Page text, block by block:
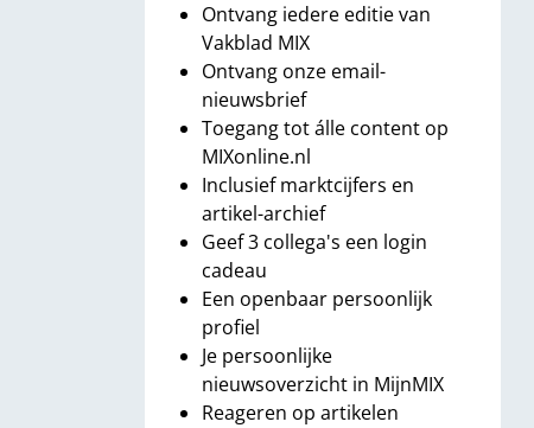
Ontvang iedere editie van
Vakblad MIX
Ontvang onze email-
nieuwsbrief
Toegang tot álle content op
MIXonline.nl
Inclusief marktcijfers en
artikel-archief
Geef 3 collega's een login
cadeau
Een openbaar persoonlijk
profiel
Je persoonlijke
nieuwsoverzicht in MijnMIX
Reageren op artikelen